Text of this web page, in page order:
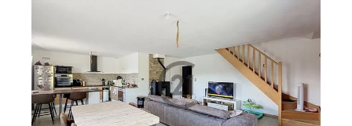
122 m
Ref : 71993
Maison à vendre
236 000 €